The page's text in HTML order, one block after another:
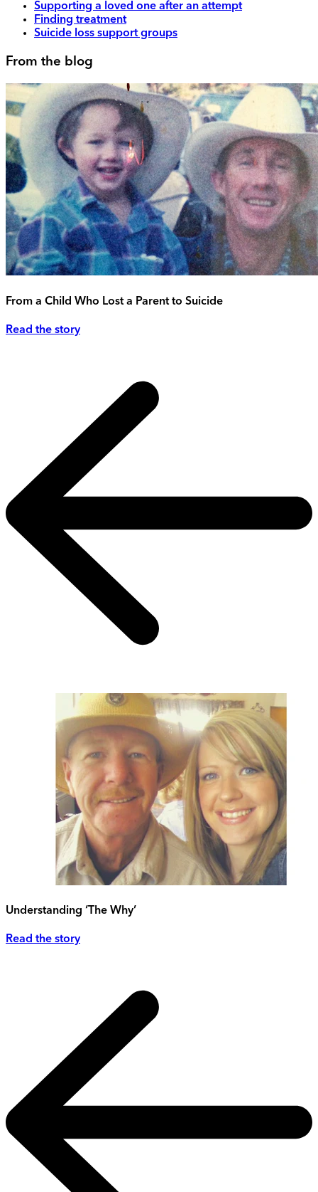
Supporting a loved one after an attempt
Finding treatment
Suicide loss support groups
From the blog
From a Child Who Lost a Parent to Suicide
Read the story
Understanding ‘The Why’
Read the story